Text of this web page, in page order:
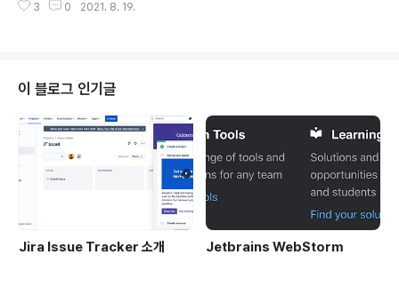
tall -g typescript@latest 해결!!
3 0 2021. 8. 19.
이 블로그 인기글
Jira Issue Tracker 소개 Jetbrains WebStorm